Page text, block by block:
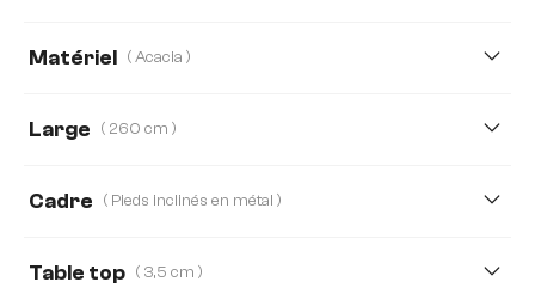
Matériel ( Acacia )
Large ( 260 cm )
280 cm
Cadre ( Pieds inclinés en métal )
Cadre Noir Étroit Métal plat en V Pieds croisés en métal
Table top ( 3,5 cm )